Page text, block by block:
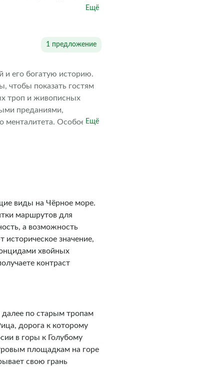
Ещё
1 предложение
и его богатую историю.
чтобы показать гостям
троп и живописных
преданиями,
менталитета. Особое
местных
Ещё
виды на Чёрное море.
маршрутов для
а возможность
значение,
хвойных
контраст
по старым тропам
дорога к которому
в горы к Голубому
площадкам на горе
свою грань